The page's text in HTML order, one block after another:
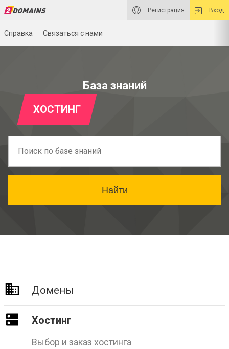
Регистрация Вход
Справка Связаться с нами
База знаний
ХОСТИНГ
Найти
Домены
Хостинг
Выбор и заказ хостинга